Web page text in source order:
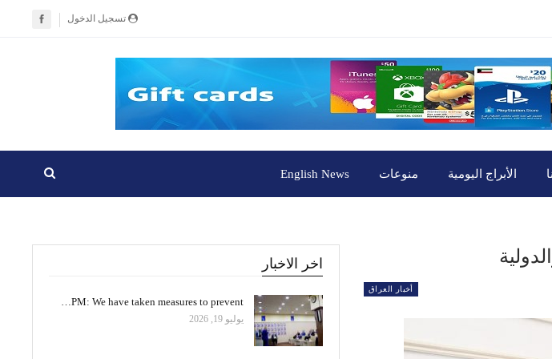
تسجيل الدخول
الأبراج اليومية منوعات English News
أخبار العراق
اخر الاخبار
PM: We have taken measures to prevent…
يوليو 19, 2026